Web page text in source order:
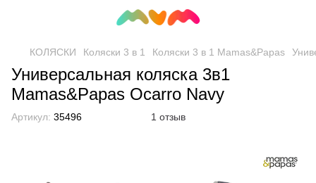
КОЛЯСКИ Коляски 3 в 1 Коляски 3 в 1 Mamas&Papas
Универсальная коляска 3в1
Mamas&Papas Ocarro Navy
Артикул: 35496 1 отзыв